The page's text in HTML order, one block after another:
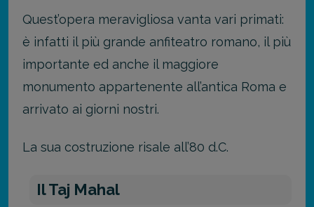
Quest’opera meravigliosa vanta vari primati:
è infatti il più grande anfiteatro romano, il più
importante ed anche il maggiore
monumento appartenente all’antica Roma e
arrivato ai giorni nostri.
La sua costruzione risale all’80 d.C.
Il Taj Mahal